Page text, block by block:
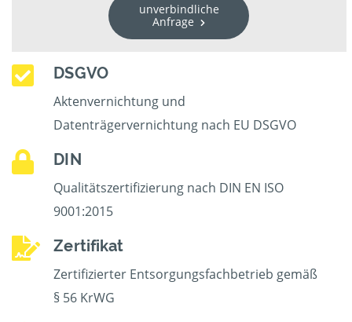
unverbindliche
Anfrage
DSGVO
Aktenvernichtung und
Datenträgervernichtung nach EU DSGVO
DIN
Qualitätszertifizierung nach DIN EN ISO
9001:2015
Zertifikat
Zertifizierter Entsorgungsfachbetrieb gemäß
§ 56 KrWG